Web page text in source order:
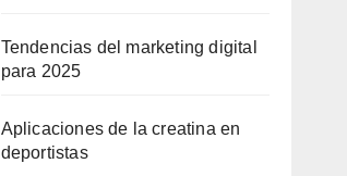
Tendencias del marketing digital
para 2025
Aplicaciones de la creatina en
deportistas